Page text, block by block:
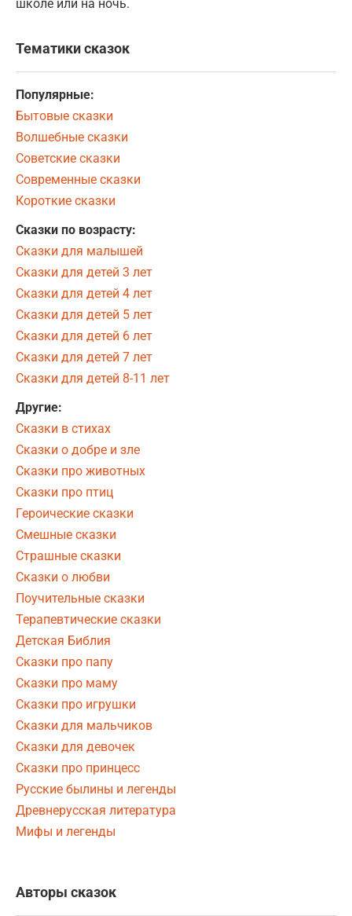
школе или на ночь.
Тематики сказок
Популярные:
Бытовые сказки
Волшебные сказки
Советские сказки
Современные сказки
Короткие сказки
Сказки по возрасту:
Сказки для малышей
Сказки для детей 3 лет
Сказки для детей 4 лет
Сказки для детей 5 лет
Сказки для детей 6 лет
Сказки для детей 7 лет
Сказки для детей 8-11 лет
Другие:
Сказки в стихах
Сказки о добре и зле
Сказки про животных
Сказки про птиц
Героические сказки
Смешные сказки
Страшные сказки
Сказки о любви
Поучительные сказки
Терапевтические сказки
Детская Библия
Сказки про папу
Сказки про маму
Сказки про игрушки
Сказки для мальчиков
Сказки для девочек
Сказки про принцесс
Русские былины и легенды
Древнерусская литература
Мифы и легенды
Авторы сказок